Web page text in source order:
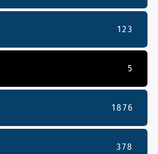
123
5
1876
378